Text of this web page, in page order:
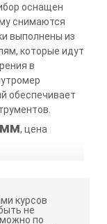
оснащен
снимаются
выполнены из
которые идут
в
обеспечивает
мм, цена
курсов
не
по